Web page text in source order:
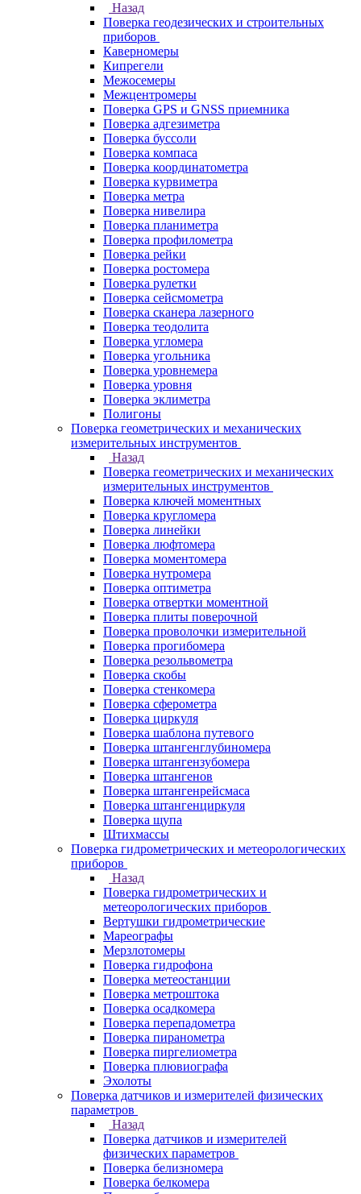
Назад
Поверка геодезических и строительных
приборов
Каверномеры
Кипрегели
Межосемеры
Межцентромеры
Поверка GPS и GNSS приемника
Поверка адгезиметра
Поверка буссоли
Поверка компаса
Поверка координатометра
Поверка курвиметра
Поверка метра
Поверка нивелира
Поверка планиметра
Поверка профилометра
Поверка рейки
Поверка ростомера
Поверка рулетки
Поверка сейсмометра
Поверка сканера лазерного
Поверка теодолита
Поверка угломера
Поверка угольника
Поверка уровнемера
Поверка уровня
Поверка эклиметра
Полигоны
Поверка геометрических и механических
измерительных инструментов
Назад
Поверка геометрических и механических
измерительных инструментов
Поверка ключей моментных
Поверка кругломера
Поверка линейки
Поверка люфтомера
Поверка моментомера
Поверка нутромера
Поверка оптиметра
Поверка отвертки моментной
Поверка плиты поверочной
Поверка проволочки измерительной
Поверка прогибомера
Поверка резольвометра
Поверка скобы
Поверка стенкомера
Поверка сферометра
Поверка циркуля
Поверка шаблона путевого
Поверка штангенглубиномера
Поверка штангензубомера
Поверка штангенов
Поверка штангенрейсмаса
Поверка штангенциркуля
Поверка щупа
Штихмассы
Поверка гидрометрических и метеорологических
приборов
Назад
Поверка гидрометрических и
метеорологических приборов
Вертушки гидрометрические
Мареографы
Мерзлотомеры
Поверка гидрофона
Поверка метеостанции
Поверка метроштока
Поверка осадкомера
Поверка перепадометра
Поверка пиранометра
Поверка пиргелиометра
Поверка плювиографа
Эхолоты
Поверка датчиков и измерителей физических
параметров
Назад
Поверка датчиков и измерителей
физических параметров
Поверка белизномера
Поверка белкомера